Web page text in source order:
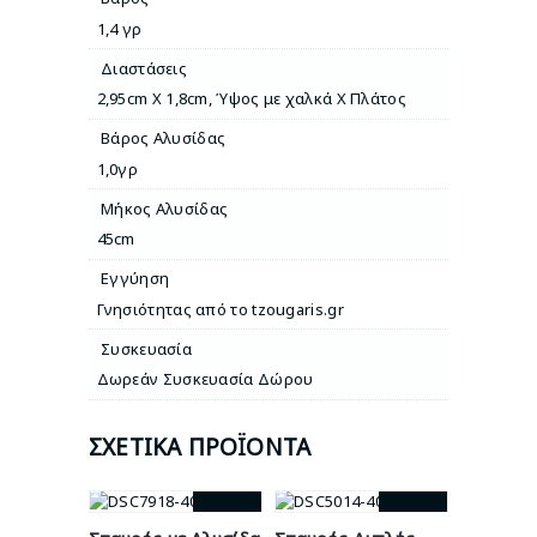
1,4 γρ
Διαστάσεις
2,95cm X 1,8cm,Ύψος με χαλκά Χ Πλάτος
Βάρος Αλυσίδας
1,0γρ
Μήκος Αλυσίδας
45cm
Εγγύηση
Γνησιότητας από το tzougaris.gr
Συσκευασία
Δωρεάν Συσκευασία Δώρου
ΣΧΕΤΙΚΆ ΠΡΟΪΌΝΤΑ
- 12% - 15%